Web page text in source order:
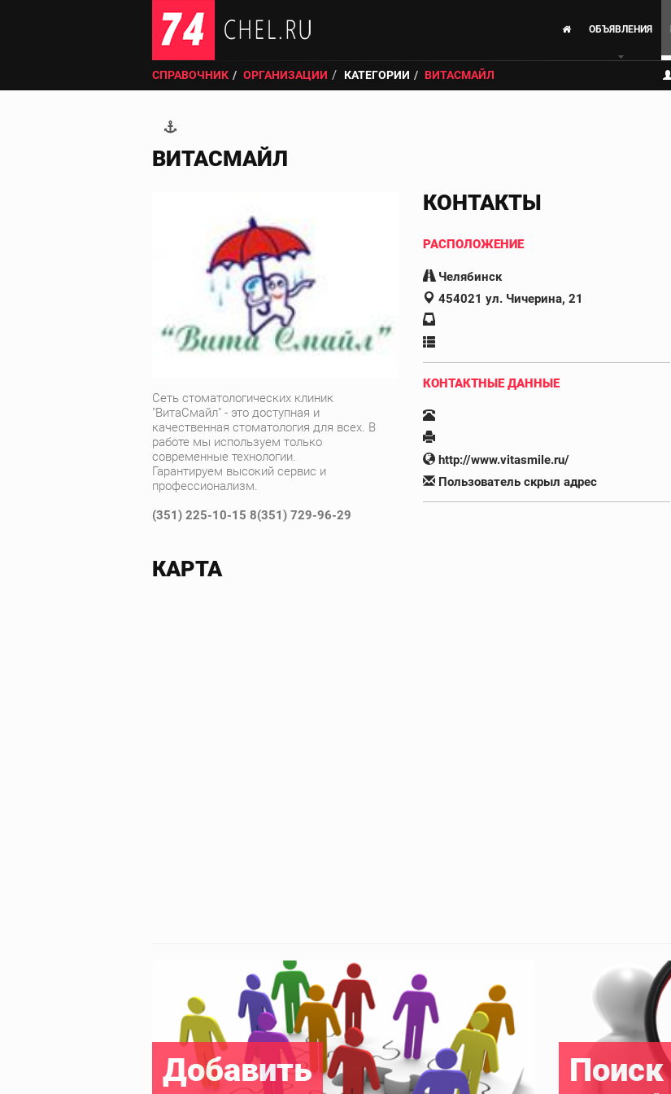
ОБЪЯВЛЕНИЯ
СПРАВОЧНИК ОРГАНИЗАЦИИ КАТЕГОРИИ ВИТАСМАЙЛ
ВИТАСМАЙЛ
Сеть стоматологических клиник
"ВитаСмайл" - это доступная и
качественная стоматология для всех. В
работе мы используем только
современные технологии.
Гарантируем высокий сервис и
профессионализм.
(351) 225-10-15 8(351) 729-96-29
КОНТАКТЫ
РАСПОЛОЖЕНИЕ
Челябинск
454021 ул. Чичерина, 21
КОНТАКТНЫЕ ДАННЫЕ
http://www.vitasmile.ru/
Пользователь скрыл адрес
КАРТА
Добавить Поиск